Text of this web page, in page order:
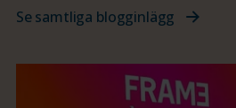
Se samtliga blogginlägg